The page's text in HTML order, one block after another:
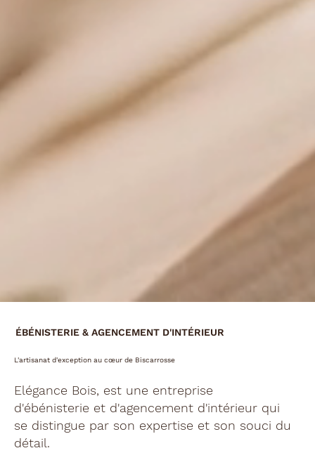
ÉBÉNISTERIE & AGENCEMENT D'INTÉRIEUR
L'artisanat d'exception au cœur de Biscarrosse
Elégance Bois, est une entreprise
d'ébénisterie et d'agencement d'intérieur qui
se distingue par son expertise et son souci du
détail.